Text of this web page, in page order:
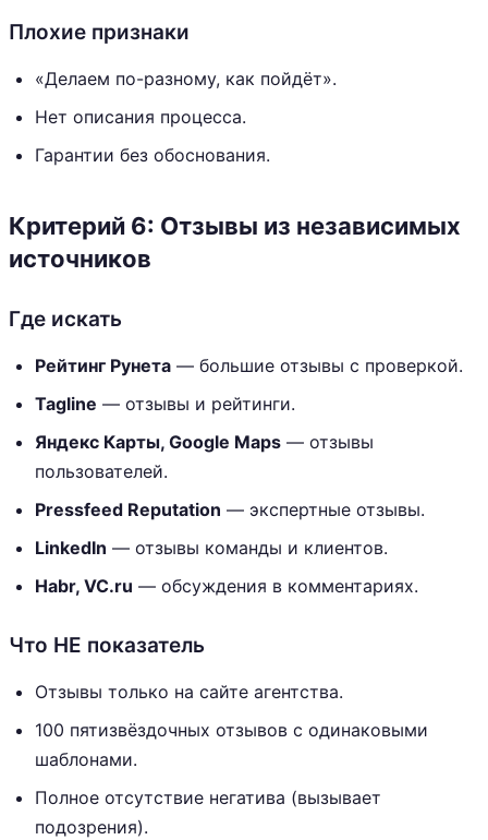
Плохие признаки
«Делаем по-разному, как пойдёт».
Нет описания процесса.
Гарантии без обоснования.
Критерий 6: Отзывы из независимых
источников
Где искать
Рейтинг Рунета — большие отзывы с проверкой.
Tagline — отзывы и рейтинги.
Яндекс Карты, Google Maps — отзывы
пользователей.
Pressfeed Reputation — экспертные отзывы.
LinkedIn — отзывы команды и клиентов.
Habr, VC.ru — обсуждения в комментариях.
Что НЕ показатель
Отзывы только на сайте агентства.
100 пятизвёздочных отзывов с одинаковыми
шаблонами.
Полное отсутствие негатива (вызывает
подозрения).